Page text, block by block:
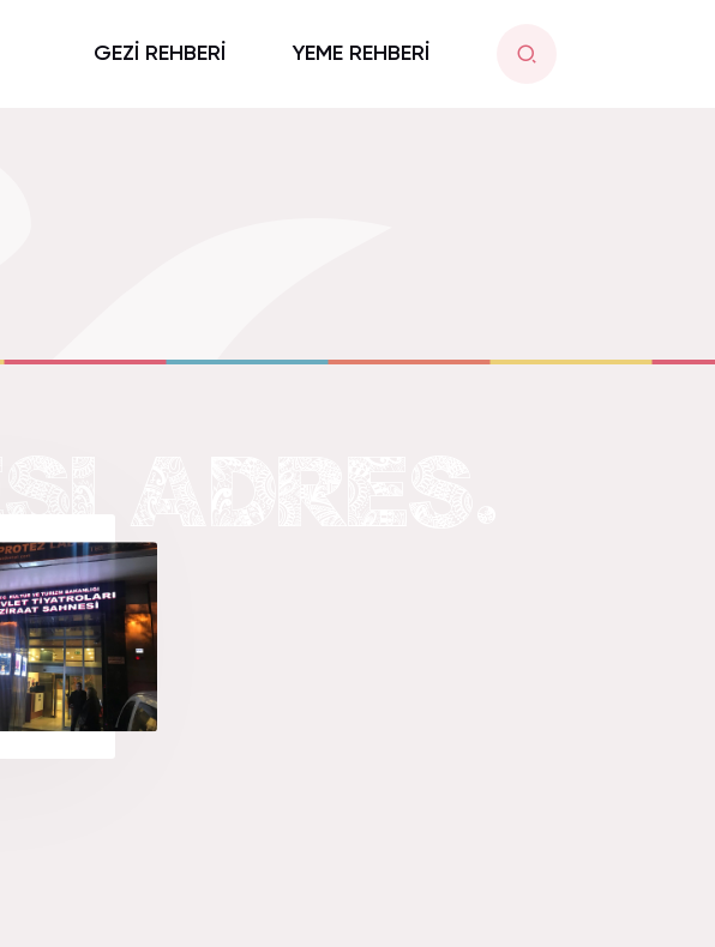
GEZİ REHBERİ YEME REHBERİ